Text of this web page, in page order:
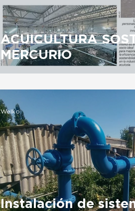
ACUICULTURA
MERCURIO
Instalación de
Welko